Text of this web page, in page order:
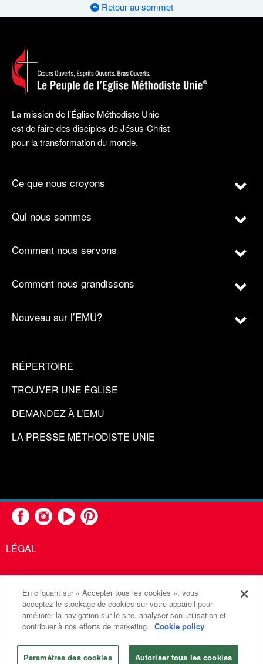
Retour au sommet
La mission de l’Église Méthodiste Unie
est de faire des disciples de Jésus-Christ
pour la transformation du monde.
Ce que nous croyons
Qui nous sommes
Comment nous servons
Comment nous grandissons
Nouveau sur l’EMU?
RÉPERTOIRE
TROUVER UNE ÉGLISE
DEMANDEZ À L’EMU
LA PRESSE MÉTHODISTE UNIE
LÉGAL
United Methodist Communications est une agence de l'Église
Méthodiste Unie
Communications Méthodistes Unies. Tous droits
réservés
En cliquant sur « Accepter tous les cookies », vous
acceptez le stockage de cookies sur votre appareil pour
améliorer la navigation sur le site, analyser son utilisation et
contribuer à nos efforts de marketing. Cookie policy
Paramètres des cookies Autoriser tous les cookies